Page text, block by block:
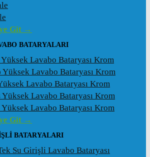
Git →
BATARYALARI
Lavabo Bataryası Krom
Yüksek Lavabo Bataryası Krom
Lavabo Bataryası Krom
Yüksek Lavabo Bataryası Krom
Lavabo Bataryası Krom
Git →
BATARYALARI
Su Girişli Lavabo Bataryası